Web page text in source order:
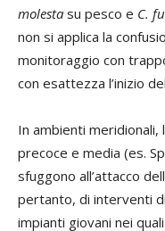
molesta su pesco e C.
non si applica la
monitoraggio con
con esattezza l’inizio
In ambienti
precoce e media (es.
sfuggono all’attacco
pertanto, di interventi
impianti giovani nei